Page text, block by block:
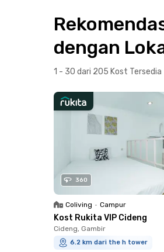
dengan
1 - 30 dari 205 Kost Tersedia
360
Coliving • Campur
Kost Rukita VIP Cideng
Cideng, Gambir
6.2 km dari the h tower